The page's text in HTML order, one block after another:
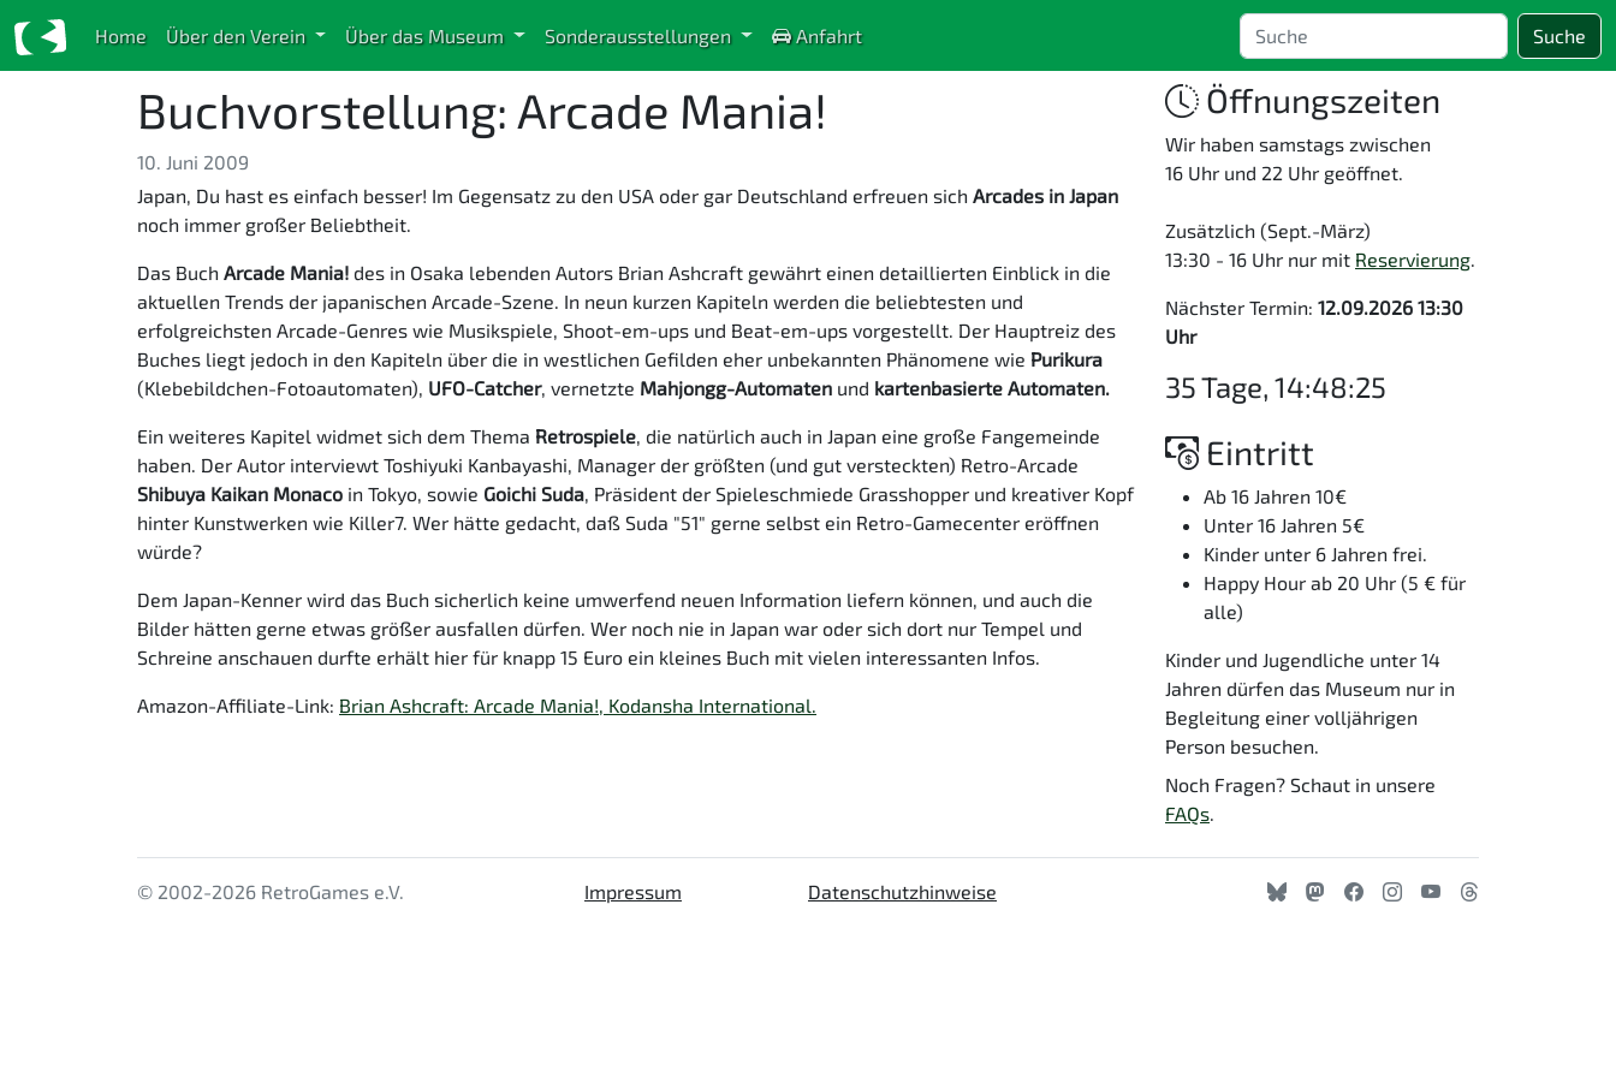
Home Über den Verein Über das Museum Sonderausstellungen Anfahrt Suche
Buchvorstellung: Arcade Mania!
10. Juni 2009
Japan, Du hast es einfach besser! Im Gegensatz zu den USA oder gar Deutschland erfreuen sich Arcades in Japan
noch immer großer Beliebtheit.
Das Buch Arcade Mania! des in Osaka lebenden Autors Brian Ashcraft gewährt einen detaillierten Einblick in die
aktuellen Trends der japanischen Arcade-Szene. In neun kurzen Kapiteln werden die beliebtesten und
erfolgreichsten Arcade-Genres wie Musikspiele, Shoot-em-ups und Beat-em-ups vorgestellt. Der Hauptreiz des
Buches liegt jedoch in den Kapiteln über die in westlichen Gefilden eher unbekannten Phänomene wie Purikura
(Klebebildchen-Fotoautomaten), UFO-Catcher, vernetzte Mahjongg-Automaten und kartenbasierte Automaten.
Ein weiteres Kapitel widmet sich dem Thema Retrospiele, die natürlich auch in Japan eine große Fangemeinde
haben. Der Autor interviewt Toshiyuki Kanbayashi, Manager der größten (und gut versteckten) Retro-Arcade
Shibuya Kaikan Monaco in Tokyo, sowie Goichi Suda, Präsident der Spieleschmiede Grasshopper und kreativer Kopf
hinter Kunstwerken wie Killer7. Wer hätte gedacht, daß Suda "51" gerne selbst ein Retro-Gamecenter eröffnen
würde?
Dem Japan-Kenner wird das Buch sicherlich keine umwerfend neuen Information liefern können, und auch die
Bilder hätten gerne etwas größer ausfallen dürfen. Wer noch nie in Japan war oder sich dort nur Tempel und
Schreine anschauen durfte erhält hier für knapp 15 Euro ein kleines Buch mit vielen interessanten Infos.
Amazon-Affiliate-Link: Brian Ashcraft: Arcade Mania!, Kodansha International.
Öffnungszeiten
Wir haben samstags zwischen
16 Uhr und 22 Uhr geöffnet.
Zusätzlich (Sept.-März)
13:30 - 16 Uhr nur mit Reservierung.
Nächster Termin: 12.09.2026 13:30
Uhr
35 Tage, 14:48:25
Eintritt
Ab 16 Jahren 10€
Unter 16 Jahren 5€
Kinder unter 6 Jahren frei.
Happy Hour ab 20 Uhr (5 € für
alle)
Kinder und Jugendliche unter 14
Jahren dürfen das Museum nur in
Begleitung einer volljährigen
Person besuchen.
Noch Fragen? Schaut in unsere
FAQs.
© 2002-2026 RetroGames e.V. Impressum Datenschutzhinweise